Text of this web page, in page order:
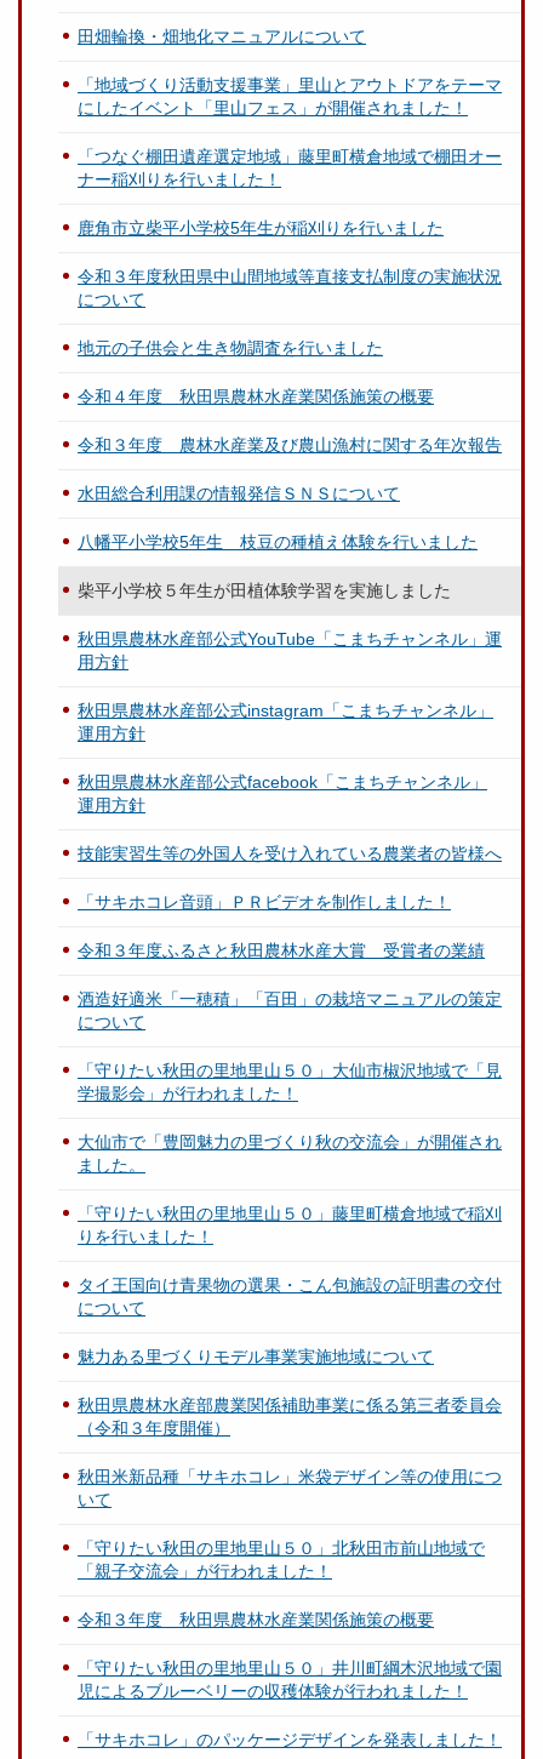
田畑輪換・畑地化マニュアルについて
「地域づくり活動支援事業」里山とアウトドアをテーマ
にしたイベント「里山フェス」が開催されました！
「つなぐ棚田遺産選定地域」藤里町横倉地域で棚田オー
ナー稲刈りを行いました！
鹿角市立柴平小学校5年生が稲刈りを行いました
令和３年度秋田県中山間地域等直接支払制度の実施状況
について
地元の子供会と生き物調査を行いました
令和４年度 秋田県農林水産業関係施策の概要
令和３年度 農林水産業及び農山漁村に関する年次報告
水田総合利用課の情報発信ＳＮＳについて
八幡平小学校5年生 枝豆の種植え体験を行いました
柴平小学校５年生が田植体験学習を実施しました
秋田県農林水産部公式YouTube「こまちチャンネル」運
用方針
秋田県農林水産部公式instagram「こまちチャンネル」
運用方針
秋田県農林水産部公式facebook「こまちチャンネル」
運用方針
技能実習生等の外国人を受け入れている農業者の皆様へ
「サキホコレ音頭」ＰＲビデオを制作しました！
令和３年度ふるさと秋田農林水産大賞 受賞者の業績
酒造好適米「一穂積」「百田」の栽培マニュアルの策定
について
「守りたい秋田の里地里山５０」大仙市椒沢地域で「見
学撮影会」が行われました！
大仙市で「豊岡魅力の里づくり秋の交流会」が開催され
ました。
「守りたい秋田の里地里山５０」藤里町横倉地域で稲刈
りを行いました！
タイ王国向け青果物の選果・こん包施設の証明書の交付
について
魅力ある里づくりモデル事業実施地域について
秋田県農林水産部農業関係補助事業に係る第三者委員会
（令和３年度開催）
秋田米新品種「サキホコレ」米袋デザイン等の使用につ
いて
「守りたい秋田の里地里山５０」北秋田市前山地域で
「親子交流会」が行われました！
令和３年度 秋田県農林水産業関係施策の概要
「守りたい秋田の里地里山５０」井川町綱木沢地域で園
児によるブルーベリーの収穫体験が行われました！
「サキホコレ」のパッケージデザインを発表しました！